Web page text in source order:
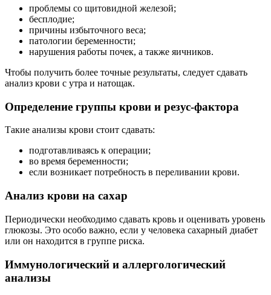
проблемы со щитовидной железой;
бесплодие;
причины избыточного веса;
патологии беременности;
нарушения работы почек, а также яичников.
Чтобы получить более точные результаты, следует сдавать
анализ крови с утра и натощак.
Определение группы крови и резус-фактора
Такие анализы крови стоит сдавать:
подготавливаясь к операции;
во время беременности;
если возникает потребность в переливании крови.
Анализ крови на сахар
Периодически необходимо сдавать кровь и оценивать уровень
глюкозы. Это особо важно, если у человека сахарный диабет
или он находится в группе риска.
Иммунологический и аллергологический
анализы